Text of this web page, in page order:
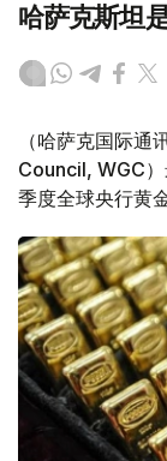
哈萨克斯坦
（哈萨克国际
Council, WGC
季度全球央行黄